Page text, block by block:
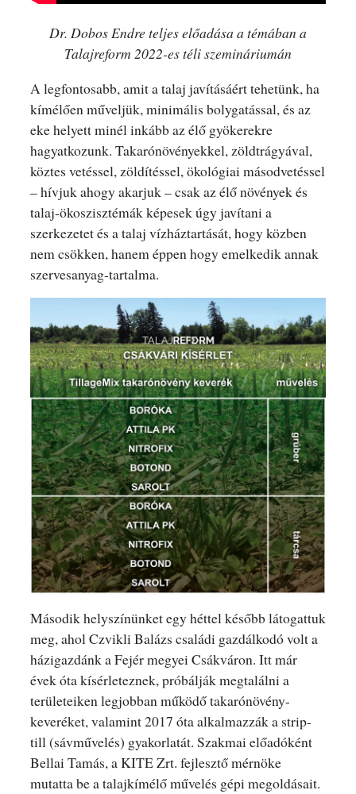
Dr. Dobos Endre teljes előadása a témában a
Talajreform 2022-es téli szemináriumán
A legfontosabb, amit a talaj javításáért tehetünk, ha
kímélően műveljük, minimális bolygatással, és az
eke helyett minél inkább az élő gyökerekre
hagyatkozunk. Takarónövényekkel, zöldtrágyával,
köztes vetéssel, zöldítéssel, ökológiai másodvetéssel
– hívjuk ahogy akarjuk – csak az élő növények és
talaj-ökoszisztémák képesek úgy javítani a
szerkezetet és a talaj vízháztartását, hogy közben
nem csökken, hanem éppen hogy emelkedik annak
szervesanyag-tartalma.
Második helyszínünket egy héttel később látogattuk
meg, ahol Czvikli Balázs családi gazdálkodó volt a
házigazdánk a Fejér megyei Csákváron. Itt már
évek óta kísérleteznek, próbálják megtalálni a
területeiken legjobban működő takarónövény-
keveréket, valamint 2017 óta alkalmazzák a strip-
till (sávművelés) gyakorlatát. Szakmai előadóként
Bellai Tamás, a KITE Zrt. fejlesztő mérnöke
mutatta be a talajkímélő művelés gépi megoldásait.